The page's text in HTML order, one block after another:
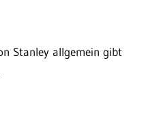
Stanley allgemein gibt